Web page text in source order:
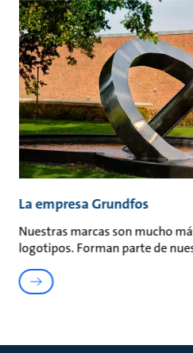
La empresa Grundfos
Nuestras marcas son mucho
logotipos. Forman parte de